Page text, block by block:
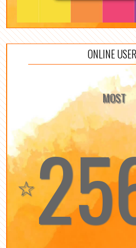
ONLINE
MOST
☆